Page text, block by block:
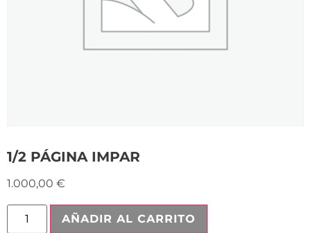
1/2 PÁGINA IMPAR
1.000,00 €
AÑADIR AL CARRITO